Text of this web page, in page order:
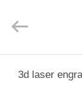
Management
Services
3d laser